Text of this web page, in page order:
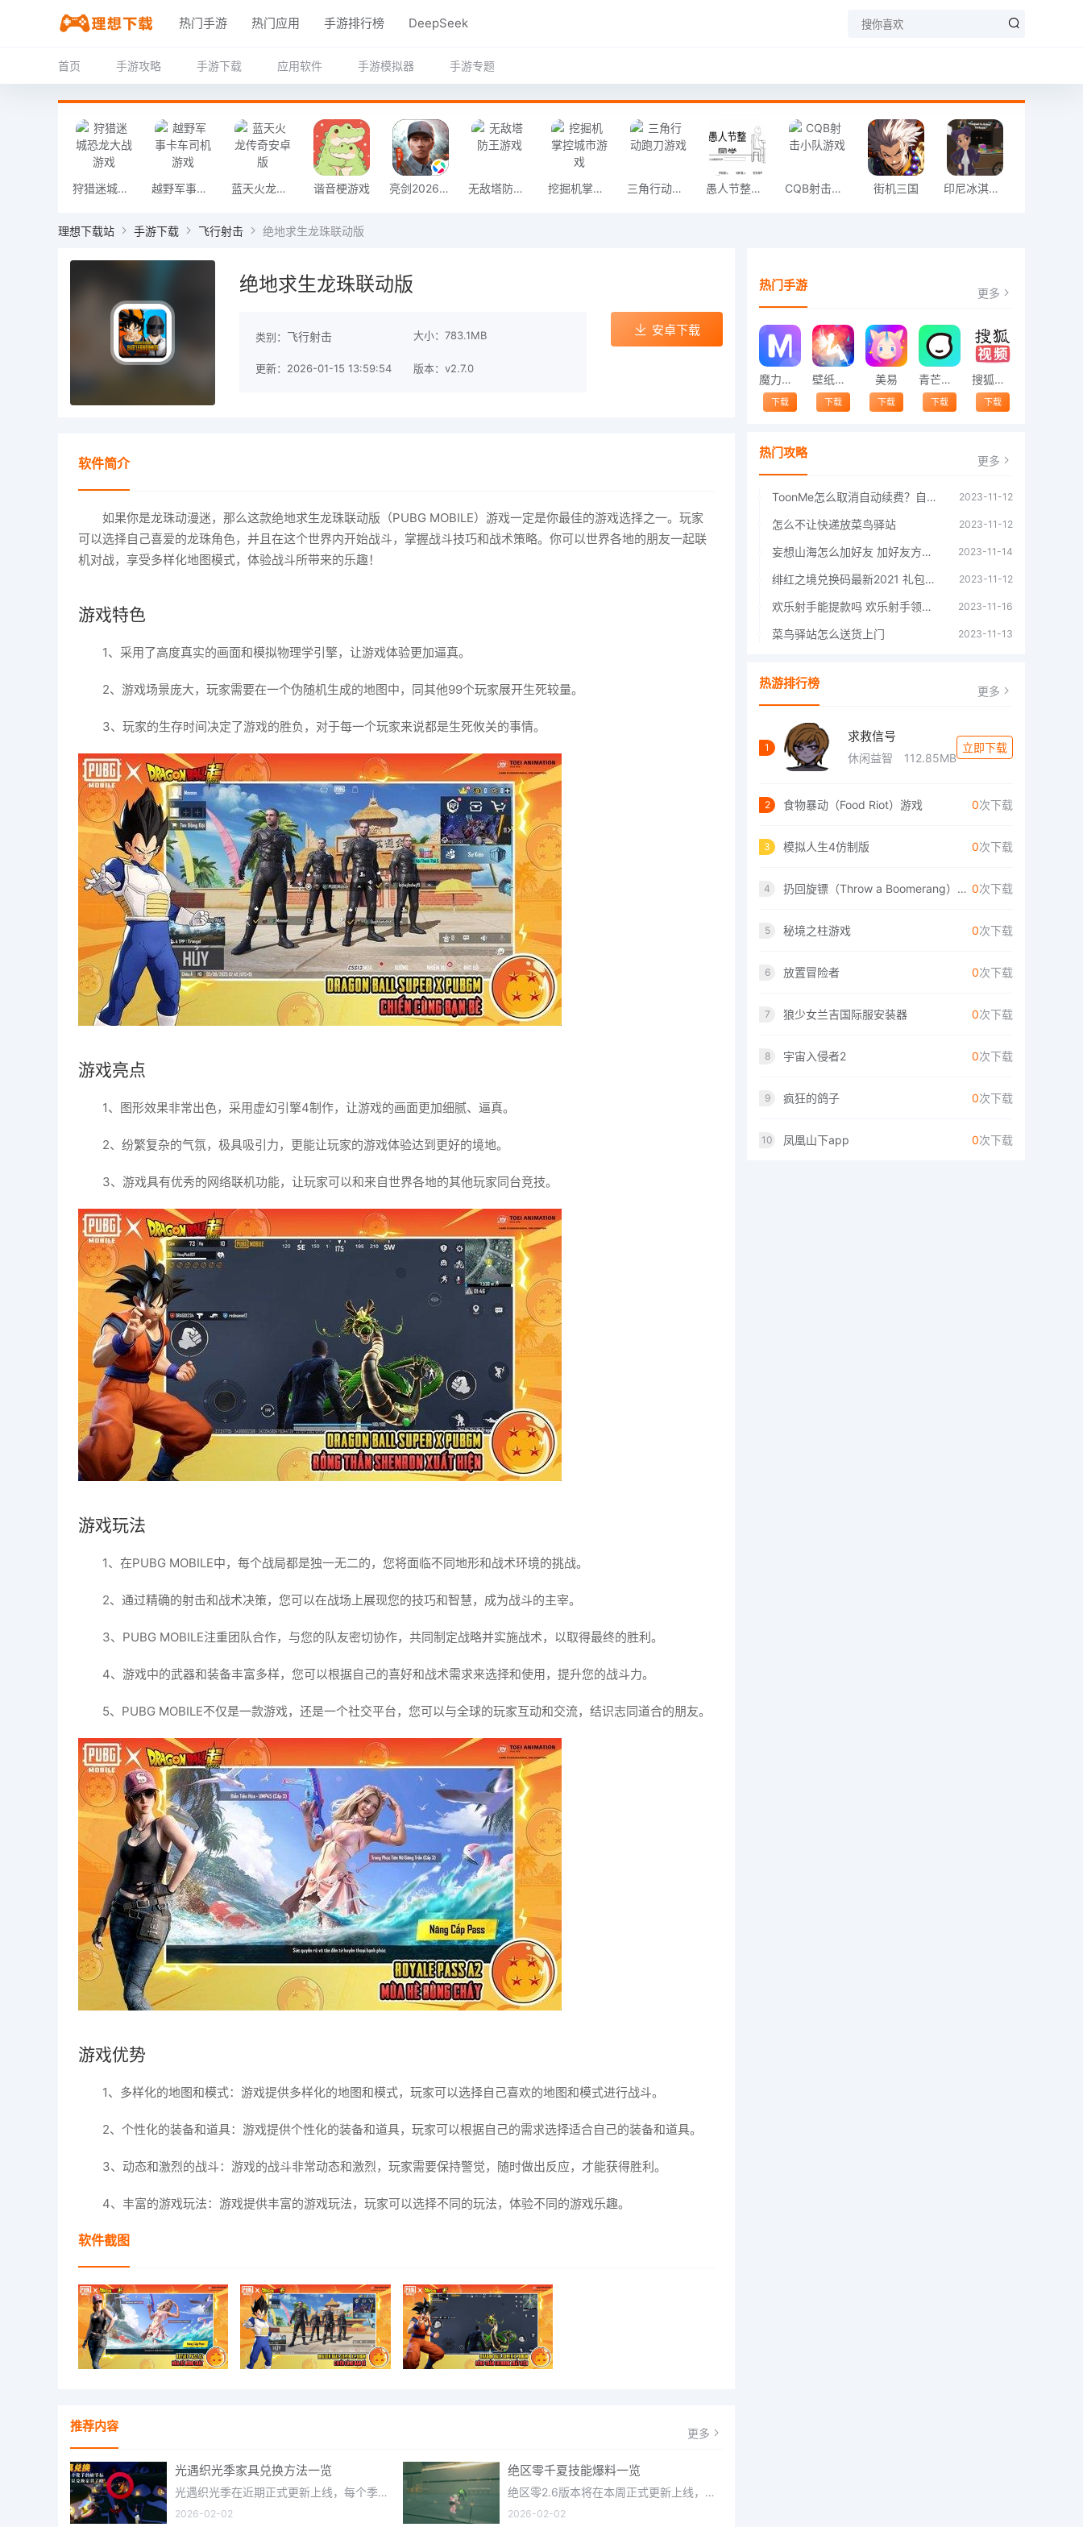
热门手游 热门应用 手游排行榜 DeepSeek
首页 手游攻略 手游下载 应用软件 手游模拟器 手游专题
狩猎迷城恐龙大战游戏 越野军事卡车司机游戏 蓝天火龙传奇安卓版 谐音梗游戏 亮剑2026官方版 无敌塔防王游戏 挖掘机掌控城市游戏 三角行动跑刀游戏 愚人节整同学 CQB射击小队游戏 街机三国 印尼冰淇淋店模拟器
理想下载站 手游下载 飞行射击 绝地求生龙珠联动版
绝地求生龙珠联动版
类别： 飞行射击 大小：783.1MB
更新：2026-01-15 13:59:54 版本：v2.7.0
安卓下载
软件简介
如果你是龙珠动漫迷，那么这款绝地求生龙珠联动版（PUBG MOBILE）游戏一定是你最佳的游戏选择之一。玩家
可以选择自己喜爱的龙珠角色，并且在这个世界内开始战斗，掌握战斗技巧和战术策略。你可以世界各地的朋友一起联
机对战，享受多样化地图模式，体验战斗所带来的乐趣！
游戏特色
1、采用了高度真实的画面和模拟物理学引擎，让游戏体验更加逼真。
2、游戏场景庞大，玩家需要在一个伪随机生成的地图中，同其他99个玩家展开生死较量。
3、玩家的生存时间决定了游戏的胜负，对于每一个玩家来说都是生死攸关的事情。
游戏亮点
1、图形效果非常出色，采用虚幻引擎4制作，让游戏的画面更加细腻、逼真。
2、纷繁复杂的气氛，极具吸引力，更能让玩家的游戏体验达到更好的境地。
3、游戏具有优秀的网络联机功能，让玩家可以和来自世界各地的其他玩家同台竞技。
游戏玩法
1、在PUBG MOBILE中，每个战局都是独一无二的，您将面临不同地形和战术环境的挑战。
2、通过精确的射击和战术决策，您可以在战场上展现您的技巧和智慧，成为战斗的主宰。
3、PUBG MOBILE注重团队合作，与您的队友密切协作，共同制定战略并实施战术，以取得最终的胜利。
4、游戏中的武器和装备丰富多样，您可以根据自己的喜好和战术需求来选择和使用，提升您的战斗力。
5、PUBG MOBILE不仅是一款游戏，还是一个社交平台，您可以与全球的玩家互动和交流，结识志同道合的朋友。
游戏优势
1、多样化的地图和模式：游戏提供多样化的地图和模式，玩家可以选择自己喜欢的地图和模式进行战斗。
2、个性化的装备和道具：游戏提供个性化的装备和道具，玩家可以根据自己的需求选择适合自己的装备和道具。
3、动态和激烈的战斗：游戏的战斗非常动态和激烈，玩家需要保持警觉，随时做出反应，才能获得胜利。
4、丰富的游戏玩法：游戏提供丰富的游戏玩法，玩家可以选择不同的玩法，体验不同的游戏乐趣。
软件截图
推荐内容 更多
光遇织光季家具兑换方法一览
光遇织光季在近期正式更新上线，每个季节都有着许多全新内容和资讯可以让你来体验，不少刚体验的小伙伴想要知道
2026-02-02
绝区零千夏技能爆料一览
绝区零2.6版本将在本周正式更新上线，上周的前瞻直播官方给玩家们带来关于最新版本的卡池信息和相关活动内容，
2026-02-02
热门手游 更多
魔力相册
下载
壁纸精灵
下载
美易
下载
青芒交友软件官方版2021 v1.3
下载
搜狐视频app免费送会员下载安装到手机 v8.8.5
下载
热门攻略 更多
ToonMe怎么取消自动续费？自动续费关闭方法 2023-11-12
怎么不让快递放菜鸟驿站 2023-11-12
妄想山海怎么加好友 加好友方法大全 2023-11-14
绯红之境兑换码最新2021 礼包兑换码大全 2023-11-12
欢乐射手能提款吗 欢乐射手领红包是真的吗 2023-11-16
菜鸟驿站怎么送货上门 2023-11-13
热游排行榜 更多
1
求救信号
休闲益智 112.85MB
立即下载
2 食物暴动（Food Riot）游戏 0次下载
3 模拟人生4仿制版 0次下载
4 扔回旋镖（Throw a Boomerang）手游 0次下载
5 秘境之柱游戏 0次下载
6 放置冒险者 0次下载
7 狼少女兰吉国际服安装器 0次下载
8 宇宙入侵者2 0次下载
9 疯狂的鸽子 0次下载
10 凤凰山下app 0次下载